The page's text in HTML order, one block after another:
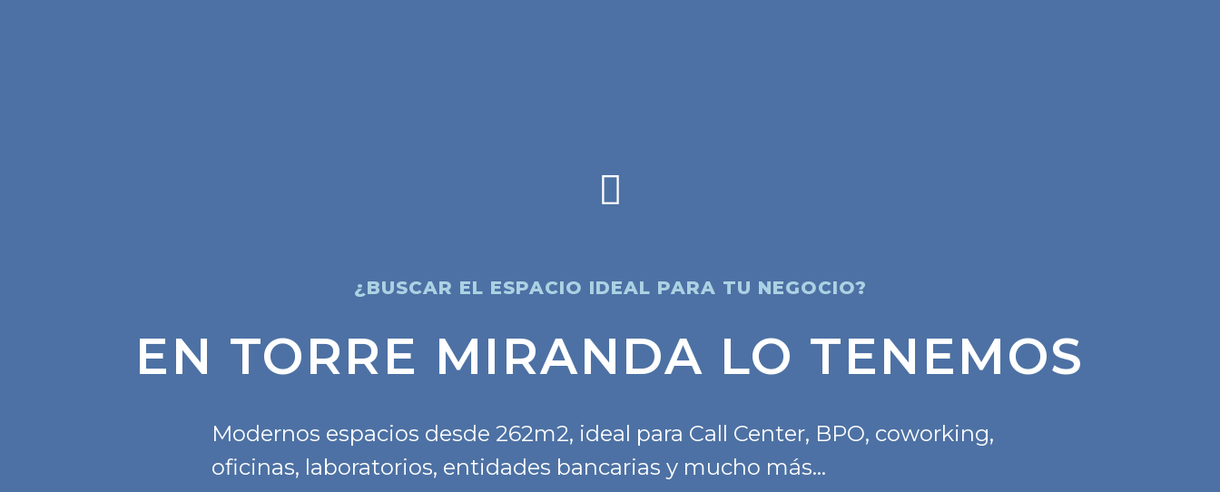
¿BUSCAR EL ESPACIO IDEAL PARA TU NEGOCIO?
EN TORRE MIRANDA LO TENEMOS
Modernos espacios desde 262m2, ideal para Call Center, BPO, coworking,
oficinas, laboratorios, entidades bancarias y mucho más…